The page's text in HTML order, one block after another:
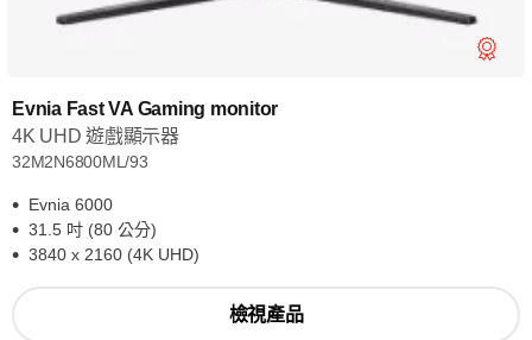
Evnia Fast VA Gaming monitor
4K UHD 遊戲顯示器
32M2N6800ML/93
Evnia 6000
31.5 吋 (80 公分)
3840 x 2160 (4K UHD)
檢視產品